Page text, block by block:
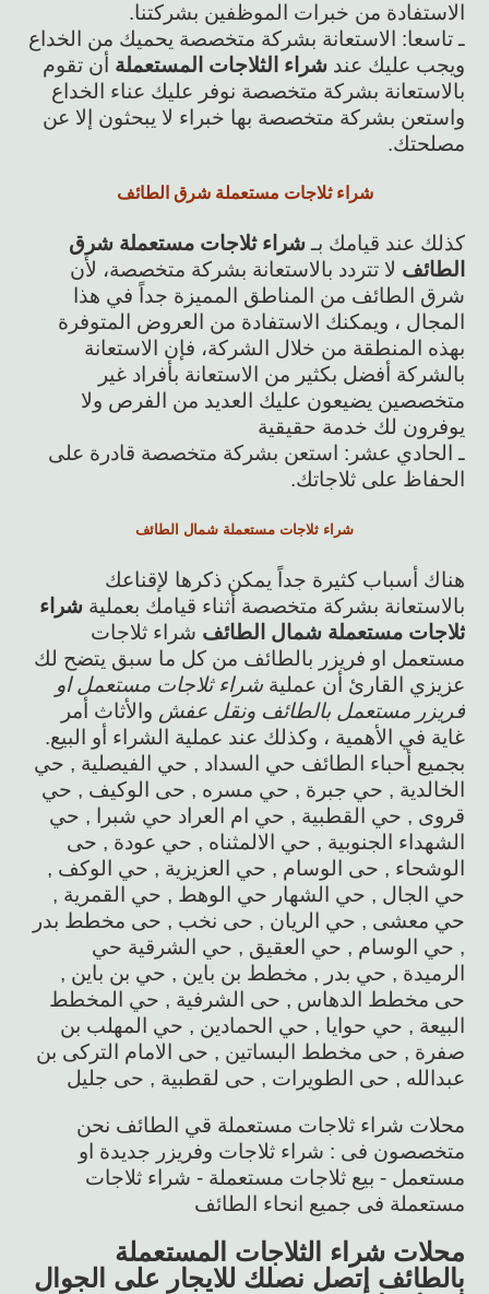
الاستفادة من خبرات الموظفين بشركتنا.
ـ تاسعا: الاستعانة بشركة متخصصة يحميك من الخداع
ويجب عليك عند شراء الثلاجات المستعملة أن تقوم
بالاستعانة بشركة متخصصة نوفر عليك عناء الخداع
واستعن بشركة متخصصة بها خبراء لا يبحثون إلا عن
مصلحتك.
شراء ثلاجات مستعملة شرق الطائف
كذلك عند قيامك بـ شراء ثلاجات مستعملة شرق
الطائف لا تتردد بالاستعانة بشركة متخصصة، لأن
شرق الطائف من المناطق المميزة جداً في هذا
المجال ، ويمكنك الاستفادة من العروض المتوفرة
بهذه المنطقة من خلال الشركة، فإن الاستعانة
بالشركة أفضل بكثير من الاستعانة بأفراد غير
متخصصين يضيعون عليك العديد من الفرص ولا
يوفرون لك خدمة حقيقية
ـ الحادي عشر: استعن بشركة متخصصة قادرة على
الحفاظ على ثلاجاتك.
شراء ثلاجات مستعملة شمال الطائف
هناك أسباب كثيرة جداً يمكن ذكرها لإقناعك
بالاستعانة بشركة متخصصة أثناء قيامك بعملية شراء
ثلاجات مستعملة شمال الطائف شراء ثلاجات
مستعمل او فريزر بالطائف من كل ما سبق يتضح لك
عزيزي القارئ أن عمليةشراء ثلاجات مستعمل او
فريزر مستعمل بالطائف ونقل عفش والأثاث أمر
غاية في الأهمية ، وكذلك عند عملية الشراء أو البيع.
بجميع أحباء الطائف حي السداد , حي الفيصلية , حي
الخالدية , حي جبرة , حي مسره , حى الوكيف , حي
قروى , حي القطبية , حي ام العراد حي شبرا , حي
الشهداء الجنوبية , حي الالمثناه , حي عودة , حى
الوشحاء , حى الوسام , حي العزيزية , حي الوكف ,
حي الجال , حي الشهار حي الوهط , حي القمرية ,
حي معشى , حي الريان , حى نخب , حى مخطط بدر
, حي الوسام , حي العقيق , حي الشرقية حي
الرميدة , حي بدر , مخطط بن باين , حي بن باين ,
حى مخطط الدهاس , حى الشرفية , حي المخطط
البيعة , حي حوايا , حي الحمادين , حي المهلب بن
صفرة , حى مخطط البساتين , حى الامام التركى بن
عبدالله , حى الطويرات , حى لقطبية , حى جليل
محلات شراء ثلاجات مستعملة قي الطائف نحن
متخصصون فى : شراء ثلاجات وفريزر جديدة او
مستعمل - بيع ثلاجات مستعملة - شراء ثلاجات
مستعملة فى جميع انحاء الطائف
محلات شراء الثلاجات المستعملة
بالطائف إتصل نصلك للايجار على الجوال